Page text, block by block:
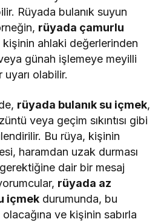
Rüyada bulanık suyun
rüyada çamurlu
kişinin ahlaki değerlerinden
günah işlemeye meyilli
olabilir.
rüyada bulanık su içmek,
veya geçim sıkıntısı gibi
Bu rüya, kişinin
haramdan uzak durması
gerektiğine dair bir mesaj
rüyada az
içmek durumunda, bu
olacağına ve kişinin sabırla